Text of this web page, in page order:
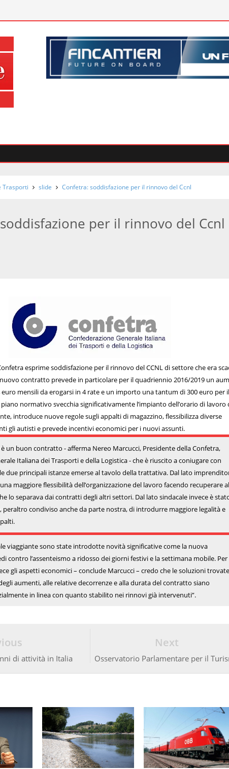
Trasporti slide Confetra: soddisfazione per il rinnovo del Ccnl
per il rinnovo del Ccnl
esprime soddisfazione per il rinnovo del CCNL di settore che era
nuovo contratto prevede in particolare per il quadriennio 2016/2019 un
euro mensili da erogarsi in 4 rate e un importo una tantum di 300 euro per
normativo svecchia significativamente l’impianto dell’orario di lavoro
introduce nuove regole sugli appalti di magazzino, flessibilizza diverse
gli autisti e prevede incentivi economici per i nuovi assunti.
un buon contratto - afferma Nereo Marcucci, Presidente della Confetra,
Italiana dei Trasporti e della Logistica - che è riuscito a coniugare con
due principali istanze emerse al tavolo della trattativa. Dal lato
maggiore flessibilità dell’organizzazione del lavoro facendo recuperare
lo separava dai contratti degli altri settori. Dal lato sindacale invece è
peraltro condiviso anche da parte nostra, di introdurre maggiore legalità e
viaggiante sono state introdotte novità significative come la nuova
contro l’assenteismo a ridosso dei giorni festivi e la settimana mobile. Per
gli aspetti economici – conclude Marcucci – credo che le soluzioni
aumenti, alle relative decorrenze e alla durata del contratto siano
in linea con quanto stabilito nei rinnovi già intervenuti”.
Next
Osservatorio Parlamentare per il
di attività in Italia